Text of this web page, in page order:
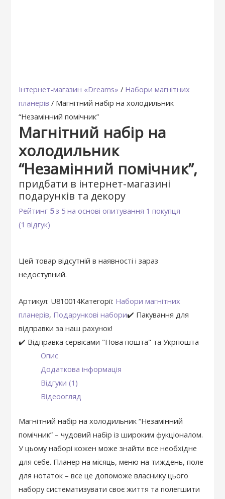
Інтернет-магазин «Dreams» / Набори магнітних
планерів / Магнітний набір на холодильник
“Незамінний помічник”
Магнітний набір на
холодильник
“Незамінний помічник”,
придбати в інтернет-магазині
подарунків та декору
Рейтинг 5з 5 на основі опитування 1 покупця
(1 відгук)
Цей товар відсутній в наявності і зараз
недоступний.
Артикул: U810014Категорії: Набори магнітних
планерів, Подарункові набори✔️ Пакування для
відправки за наш рахунок!
✔️ Відправка сервісами "Нова пошта" та Укрпошта
Опис
Додаткова інформація
Відгуки (1)
Відеоогляд
Магнітний набір на холодильник “Незамінний
помічник” – чудовий набір із широким фукціоналом.
У цьому наборі кожен може знайти все необхідне
для себе. Планер на місяць, меню на тиждень, поле
для нотаток – все це допоможе власнику цього
набору систематизувати своє життя та полегшити